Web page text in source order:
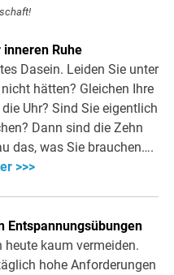
Ruhe
Dasein. Leiden Sie unter
hätten? Gleichen Ihre
Uhr? Sind Sie eigentlich
Dann sind die Zehn
das, was Sie brauchen….
>>>
Entspannungsübungen
heute kaum vermeiden.
hohe Anforderungen